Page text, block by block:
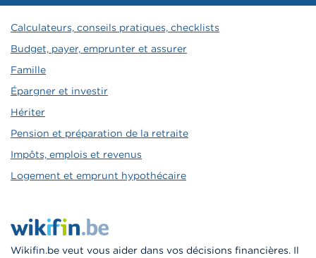
Calculateurs, conseils pratiques, checklists
Budget, payer, emprunter et assurer
Famille
Épargner et investir
Hériter
Pension et préparation de la retraite
Impôts, emplois et revenus
Logement et emprunt hypothécaire
Wikifin.be veut vous aider dans vos décisions financières. Il